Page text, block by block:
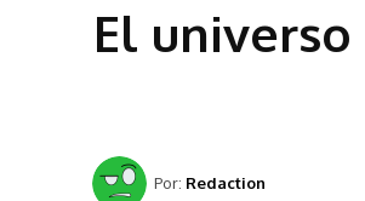
El
Por: Redaction